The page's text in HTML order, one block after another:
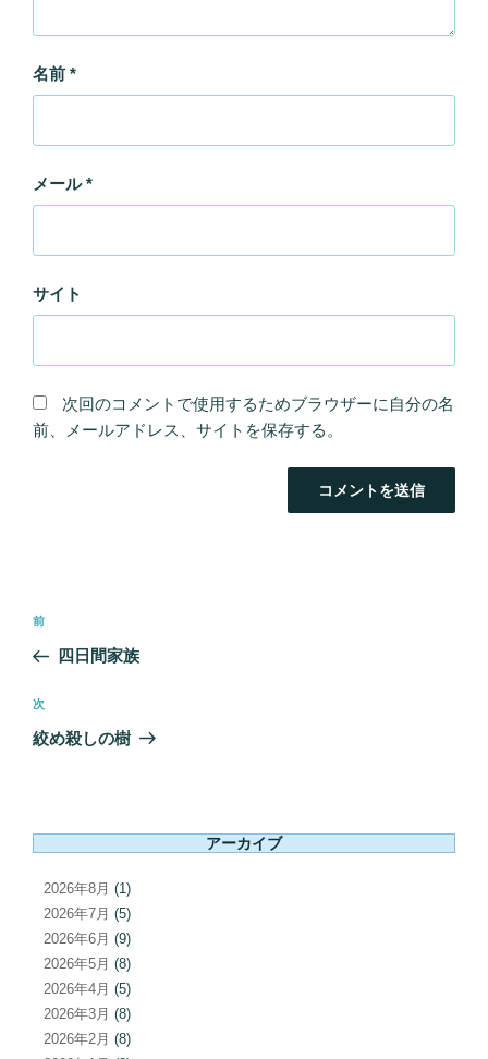
名前 *
メール*
サイト
次回のコメントで使用するためブラウザーに自分の名
前、メールアドレス、サイトを保存する。
ナ
ビ
ー
ン
前
の
稿
前
四日間家族
次
の
次
絞め殺しの樹
アーカイブ
2026年8月 (1)
2026年7月 (5)
2026年6月 (9)
2026年5月 (8)
2026年4月 (5)
2026年3月 (8)
2026年2月 (8)